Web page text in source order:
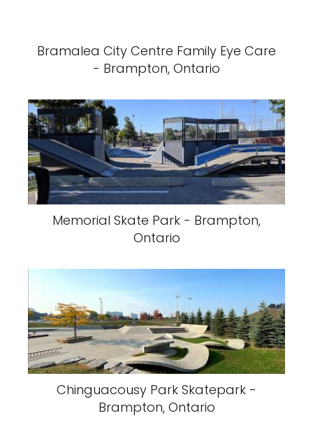
Bramalea City Centre Family Eye Care
- Brampton, Ontario
Memorial Skate Park - Brampton,
Ontario
Chinguacousy Park Skatepark -
Brampton, Ontario